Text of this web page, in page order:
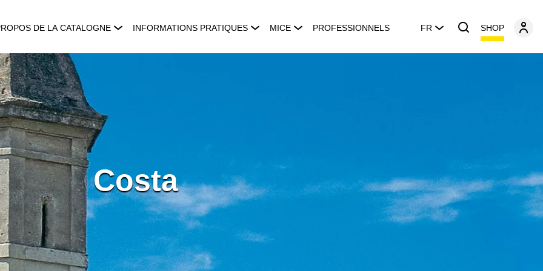
DE LA CATALOGNE INFORMATIONS PRATIQUES MICE PROFESSIONNELS FR SHOP
Costa